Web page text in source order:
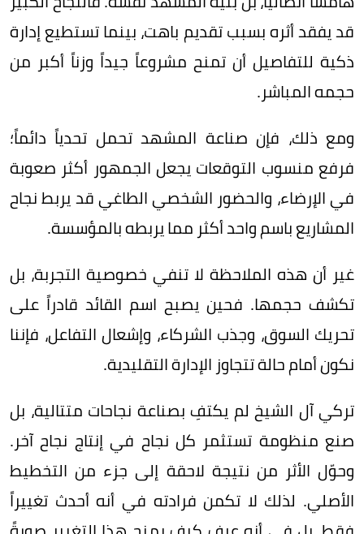
قد يفقد أثره بسبب تقديم باهت، بينما تستطيع إدارة
ذكية للتفاصيل أن تمنح مشروعاً جيداً وزناً أكبر من
حجمه المباشر.
ومع ذلك، فإن صناعة المشهد تحمل تحدياً دائماً؛
فرفع منسوب التوقعات يجعل الجمهور أكثر صعوبة
في الإرضاء، والحضور الشخصي الطاغي قد يربط نجاح
المشاريع باسم واحد أكثر مما يربطه بالمؤسسة.
غير أن هذه الملاحظة لا تنفي خصوصية التجربة، بل
تكشف حجمها. فحين يصبح اسم القائد قادراً على
تحريك السوق، وجذب الشركاء، وإشعال التفاعل، فإننا
نكون أمام حالة تتجاوز الإدارة التقليدية.
تركي آل الشيخ لم يكتفِ بصناعة نجاحات متتالية، بل
صنع منظومة تستثمر كل نجاح في إنتاج نجاح آخر.
وحوّل الأثر من نتيجة لاحقة إلى جزء من التخطيط
الأصلي. لذلك لا تكمن فرادته في أنه أحدث تغييراً